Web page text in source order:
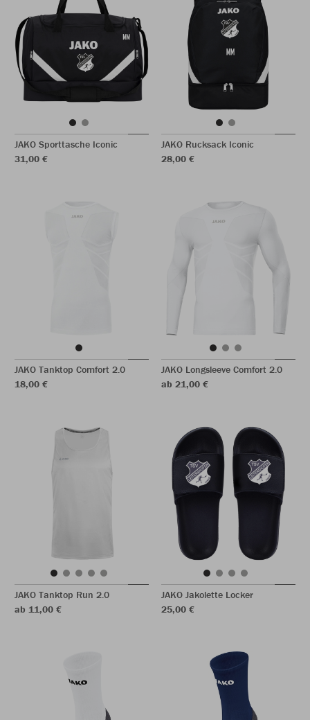
JAKO Sporttasche Iconic
31,00 €
JAKO Rucksack Iconic
28,00 €
JAKO Tanktop Comfort 2.0
18,00 €
JAKO Longsleeve Comfort 2.0
ab 21,00 €
JAKO Tanktop Run 2.0
ab 11,00 €
JAKO Jakolette Locker
25,00 €